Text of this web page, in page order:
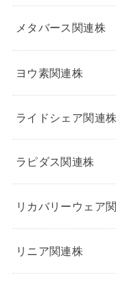
メタバース関連株
ヨウ素関連株
ライドシェア関連株
ラピダス関連株
リカバリーウェア
リニア関連株